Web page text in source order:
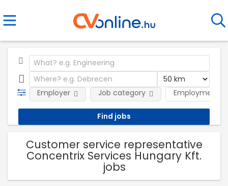
Employment
Employer Job category
Customer service representative
Concentrix Services Hungary Kft.
jobs